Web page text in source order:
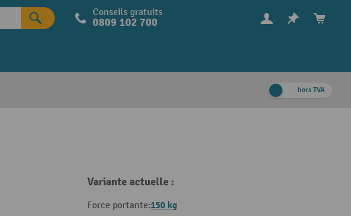
Conseils gratuits
0809 102 700
hors TVA
Variante actuelle :
Force portante:150 kg